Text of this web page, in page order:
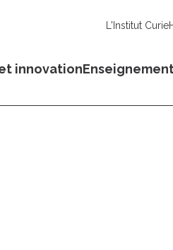
L'Institut Curie
innovation